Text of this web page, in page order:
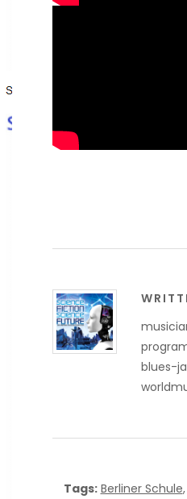
blues-
Tags: Berliner Schule,